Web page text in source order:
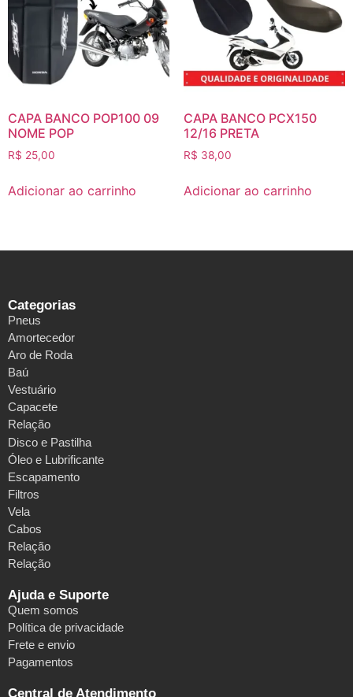
CAPA BANCO POP100 09
NOME POP
R$ 25,00
Adicionar ao carrinho
CAPA BANCO PCX150
12/16 PRETA
R$ 38,00
Adicionar ao carrinho
Categorias
Pneus
Amortecedor
Aro de Roda
Baú
Vestuário
Capacete
Relação
Disco e Pastilha
Óleo e Lubrificante
Escapamento
Filtros
Vela
Cabos
Relação
Relação
Ajuda e Suporte
Quem somos
Política de privacidade
Frete e envio
Pagamentos
Central de Atendimento